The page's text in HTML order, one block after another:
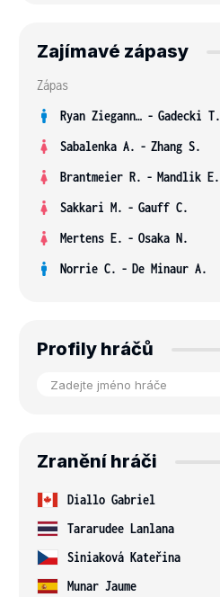
Zajímavé zápasy
Zápas
Ryan Ziegann S. - Gadecki T.
Sabalenka A. - Zhang S.
Brantmeier R. - Mandlik E.
Sakkari M. - Gauff C.
Mertens E. - Osaka N.
Norrie C. - De Minaur A.
Profily hráčů
Zranění hráči
Diallo Gabriel
Tararudee Lanlana
Siniaková Kateřina
Munar Jaume